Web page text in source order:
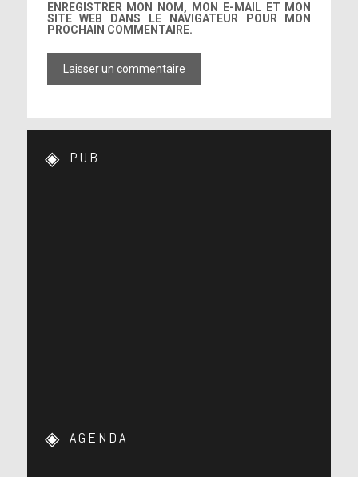
ENREGISTRER MON NOM, MON E-MAIL ET MON
SITE WEB DANS LE NAVIGATEUR POUR MON
PROCHAIN COMMENTAIRE.
PUB
AGENDA